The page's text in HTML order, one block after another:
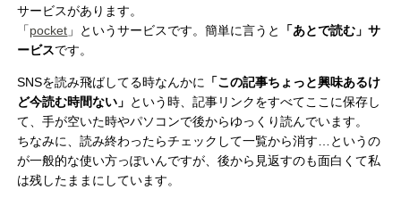
サービスがあります。
「pocket 」というサービスです。簡単に言うと
「あとで読む」サ
ービスです。
SNSを読み飛ばしてる時なんかに 「この記事ちょっと興味あるけ
ど今読む時間ない」 という時、記事リンクをすべてここに保存し
て、手が空いた時やパソコンで後からゆっくり読んでいます。
ちなみに、読み終わったらチェックして一覧から消す…というの
が一般的な使い方っぽいんですが、後から見返すのも面白くて私
は残したままにしています。